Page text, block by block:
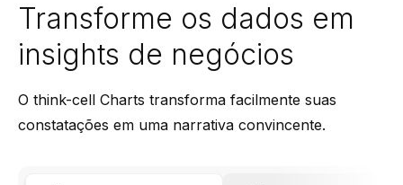
Transforme os dados em
insights de negócios
O think-cell Charts transforma facilmente suas
constatações em uma narrativa convincente.